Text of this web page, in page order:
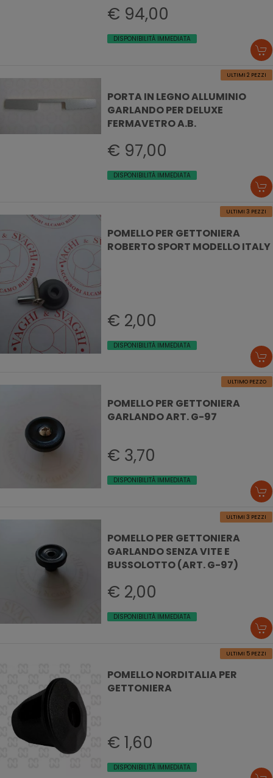
€ 94,00
DISPONIBILITÀ IMMEDIATA
ULTIMI 2 PEZZI
PORTA IN LEGNO ALLUMINIO
GARLANDO PER DELUXE
FERMAVETRO A.B.
€ 97,00
DISPONIBILITÀ IMMEDIATA
ULTIMI 3 PEZZI
POMELLO PER GETTONIERA
ROBERTO SPORT MODELLO ITALY
€ 2,00
DISPONIBILITÀ IMMEDIATA
ULTIMO PEZZO
POMELLO PER GETTONIERA
GARLANDO ART. G-97
€ 3,70
DISPONIBILITÀ IMMEDIATA
ULTIMI 3 PEZZI
POMELLO PER GETTONIERA
GARLANDO SENZA VITE E
BUSSOLOTTO (ART. G-97)
€ 2,00
DISPONIBILITÀ IMMEDIATA
ULTIMI 5 PEZZI
POMELLO NORDITALIA PER
GETTONIERA
€ 1,60
DISPONIBILITÀ IMMEDIATA